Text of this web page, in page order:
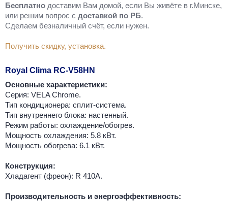
Бесплатно доставим Вам домой, если Вы живёте в г.Минске,
или решим вопрос с доставкой по РБ.
Cделаем безналичный счёт, если нужен.
Получить скидку, установка.
Royal Clima RC-V58HN
Основные характеристики:
Серия: VELA Chrome.
Тип кондиционера: сплит-система.
Тип внутреннего блока: настенный.
Режим работы: охлаждение/обогрев.
Мощность охлаждения: 5.8 кВт.
Мощность обогрева: 6.1 кВт.
Конструкция:
Хладагент (фреон): R 410A.
Производительность и энергоэффективность: